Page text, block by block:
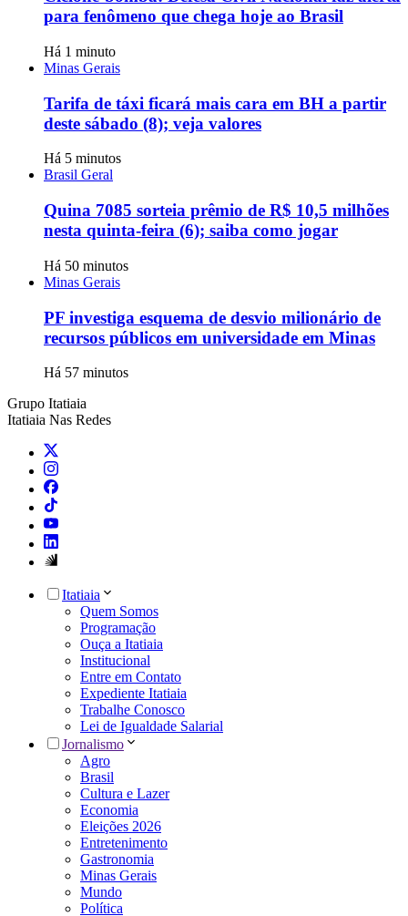
para fenômeno que chega hoje ao Brasil
Há 1 minuto
Minas Gerais
Tarifa de táxi ficará mais cara em BH a partir
deste sábado (8); veja valores
Há 5 minutos
Brasil Geral
Quina 7085 sorteia prêmio de R$ 10,5 milhões
nesta quinta-feira (6); saiba como jogar
Há 50 minutos
Minas Gerais
PF investiga esquema de desvio milionário de
recursos públicos em universidade em Minas
Há 57 minutos
Grupo Itatiaia
Itatiaia Nas Redes
Itatiaia
Quem Somos
Programação
Ouça a Itatiaia
Institucional
Entre em Contato
Expediente Itatiaia
Trabalhe Conosco
Lei de Igualdade Salarial
Jornalismo
Agro
Brasil
Cultura e Lazer
Economia
Eleições 2026
Entretenimento
Gastronomia
Minas Gerais
Mundo
Política